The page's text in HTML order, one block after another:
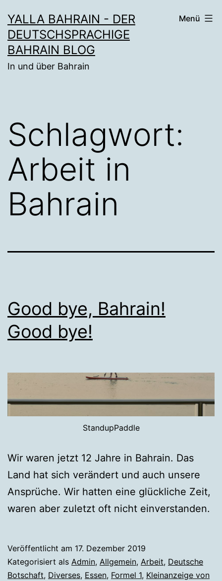
Inhalt
springen
YALLA BAHRAIN - DER
DEUTSCHSPRACHIGE
BAHRAIN BLOG
In und über Bahrain
Menü
Schlagwort:
Arbeit in
Bahrain
Good bye, Bahrain!
Good bye!
StandupPaddle
Wir waren jetzt 12 Jahre in Bahrain. Das
Land hat sich verändert und auch unsere
Ansprüche. Wir hatten eine glückliche Zeit,
waren aber zuletzt oft nicht einverstanden.
Veröffentlicht am 17. Dezember 2019
Kategorisiert als Admin, Allgemein, Arbeit, Deutsche
Botschaft, Diverses, Essen, Formel 1, Kleinanzeige von